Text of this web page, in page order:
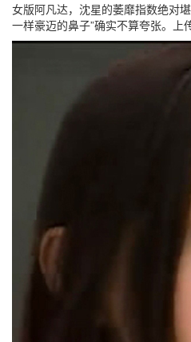
女版阿凡达，沈星的萎靡指数绝对
一样豪迈的鼻子”确实不算夸张。上